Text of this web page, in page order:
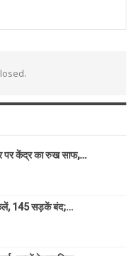
पर केंद्र का रुख साफ,…
145 सड़कें बंद;…